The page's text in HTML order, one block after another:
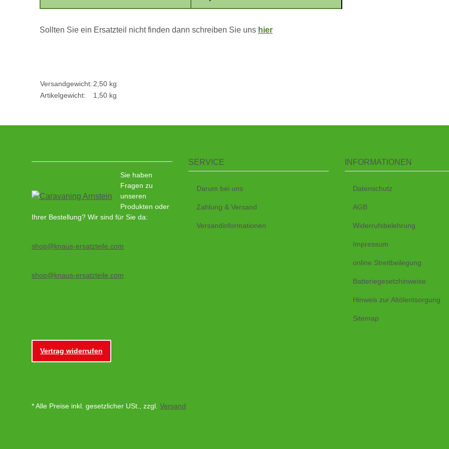
Sollten Sie ein Ersatzteil nicht finden dann schreiben Sie uns hier
Versandgewicht: 2,50 kg
Artikelgewicht:
1,50 kg
Sie haben
Fragen zu
unseren
Produkten oder
Ihrer Bestellung? Wir sind für Sie da:
shop@knaus-ersatzteile.com
shop@knaus-ersatzteile.com
SERVICE
Darum bei uns
Zahlung & Versand
Versandinformationen
INFORMATIONEN
Datenschutz
AGB
Widerrufsbelehrung
Impressum
online Streitbeilegung
Batteriegesetzhinweise
Hinweis zur Altölentsorgung
Sitemap
Vertrag widerrufen
* Alle Preise inkl. gesetzlicher USt., zzgl. Versand